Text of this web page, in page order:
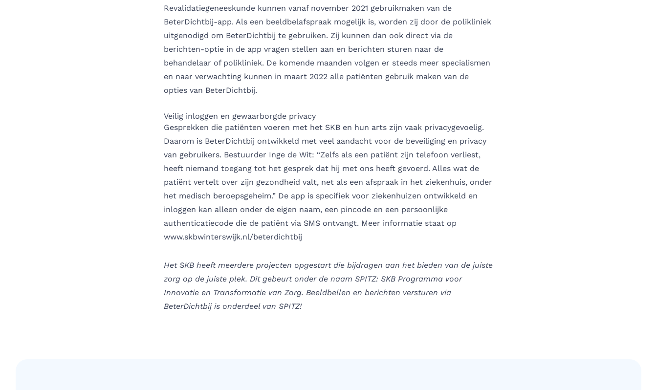
Revalidatiegeneeskunde kunnen vanaf november 2021 gebruikmaken van de
BeterDichtbij-app. Als een beeldbelafspraak mogelijk is, worden zij door de polikliniek
uitgenodigd om BeterDichtbij te gebruiken. Zij kunnen dan ook direct via de
berichten-optie in de app vragen stellen aan en berichten sturen naar de
behandelaar of polikliniek. De komende maanden volgen er steeds meer specialismen
en naar verwachting kunnen in maart 2022 alle patiënten gebruik maken van de
opties van BeterDichtbij.
Veilig inloggen en gewaarborgde privacy
Gesprekken die patiënten voeren met het SKB en hun arts zijn vaak privacygevoelig.
Daarom is BeterDichtbij ontwikkeld met veel aandacht voor de beveiliging en privacy
van gebruikers. Bestuurder Inge de Wit: “Zelfs als een patiënt zijn telefoon verliest,
heeft niemand toegang tot het gesprek dat hij met ons heeft gevoerd. Alles wat de
patiënt vertelt over zijn gezondheid valt, net als een afspraak in het ziekenhuis, onder
het medisch beroepsgeheim.” De app is specifiek voor ziekenhuizen ontwikkeld en
inloggen kan alleen onder de eigen naam, een pincode en een persoonlijke
authenticatiecode die de patiënt via SMS ontvangt. Meer informatie staat op
www.skbwinterswijk.nl/beterdichtbij
Het SKB heeft meerdere projecten opgestart die bijdragen aan het bieden van de juiste
zorg op de juiste plek. Dit gebeurt onder de naam SPITZ: SKB Programma voor
Innovatie en Transformatie van Zorg. Beeldbellen en berichten versturen via
BeterDichtbij is onderdeel van SPITZ!